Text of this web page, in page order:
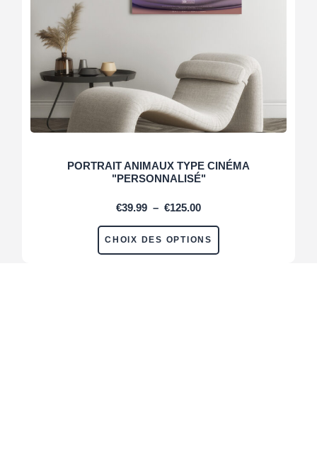
PORTRAIT ANIMAUX TYPE CINÉMA
"PERSONNALISÉ"
€39.99 – €125.00
CHOIX DES OPTIONS